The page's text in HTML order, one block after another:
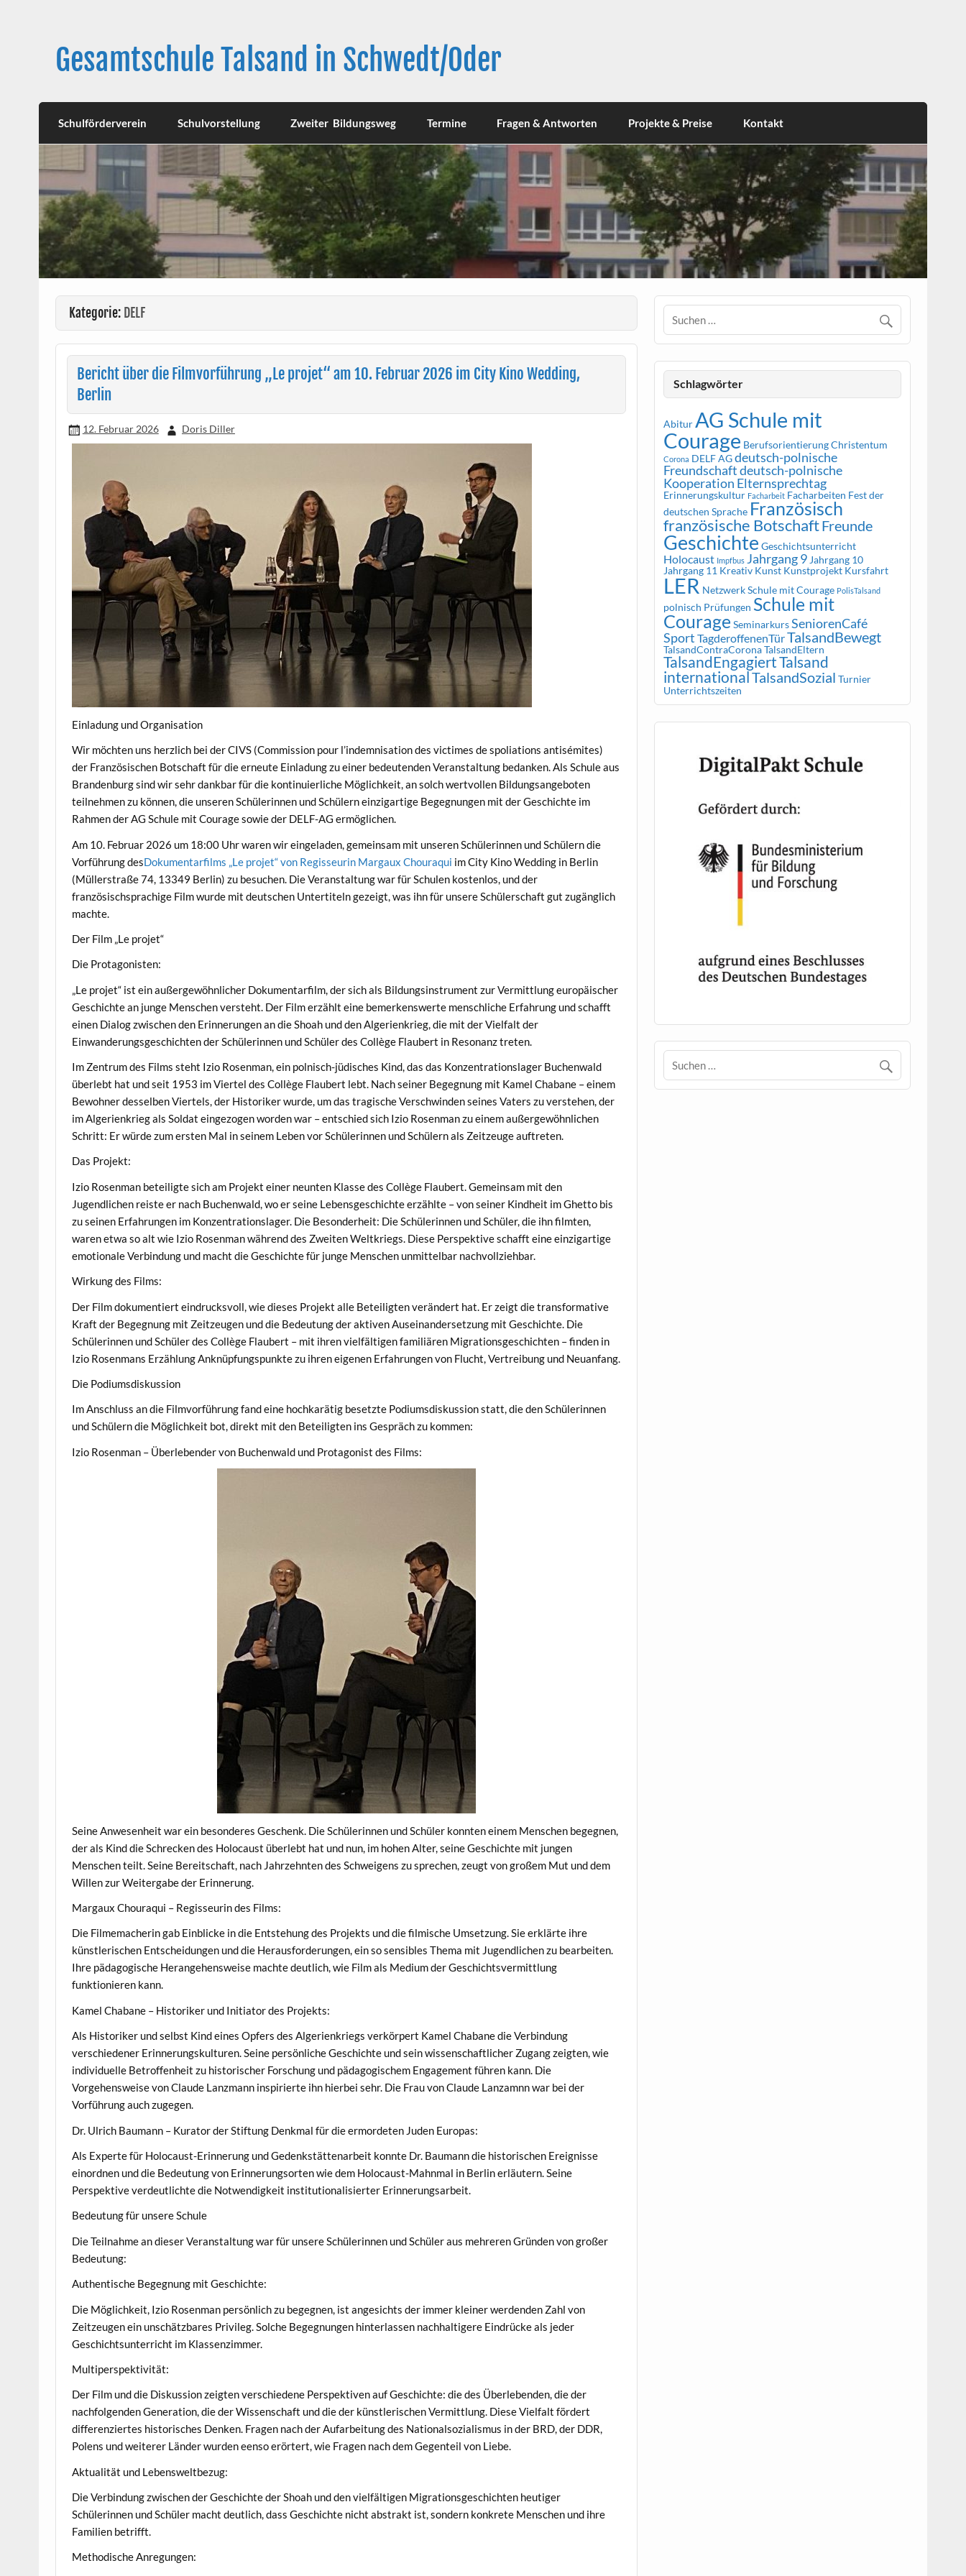
Gesamtschule Talsand in Schwedt/Oder
Schulförderverein Schulvorstellung Zweiter Bildungsweg Termine Fragen & Antworten Projekte & Preise Kontakt
Kategorie: DELF
Bericht über die Filmvorführung „Le projet“ am 10. Februar 2026 im City Kino Wedding,
Berlin
12. Februar 2026 Doris Diller
Einladung und Organisation
Wir möchten uns herzlich bei der CIVS (Commission pour l’indemnisation des victimes de spoliations antisémites)
der Französischen Botschaft für die erneute Einladung zu einer bedeutenden Veranstaltung bedanken. Als Schule aus
Brandenburg sind wir sehr dankbar für die kontinuierliche Möglichkeit, an solch wertvollen Bildungsangeboten
teilnehmen zu können, die unseren Schülerinnen und Schülern einzigartige Begegnungen mit der Geschichte im
Rahmen der AG Schule mit Courage sowie der DELF-AG ermöglichen.
Am 10. Februar 2026 um 18:00 Uhr waren wir eingeladen, gemeinsam mit unseren Schülerinnen und Schülern die
Vorführung desDokumentarfilms „Le projet“ von Regisseurin Margaux Chouraqui im City Kino Wedding in Berlin
(Müllerstraße 74, 13349 Berlin) zu besuchen. Die Veranstaltung war für Schulen kostenlos, und der
französischsprachige Film wurde mit deutschen Untertiteln gezeigt, was ihn für unsere Schülerschaft gut zugänglich
machte.
Der Film „Le projet“
Die Protagonisten:
„Le projet“ ist ein außergewöhnlicher Dokumentarfilm, der sich als Bildungsinstrument zur Vermittlung europäischer
Geschichte an junge Menschen versteht. Der Film erzählt eine bemerkenswerte menschliche Erfahrung und schafft
einen Dialog zwischen den Erinnerungen an die Shoah und den Algerienkrieg, die mit der Vielfalt der
Einwanderungsgeschichten der Schülerinnen und Schüler des Collège Flaubert in Resonanz treten.
Im Zentrum des Films steht Izio Rosenman, ein polnisch-jüdisches Kind, das das Konzentrationslager Buchenwald
überlebt hat und seit 1953 im Viertel des Collège Flaubert lebt. Nach seiner Begegnung mit Kamel Chabane – einem
Bewohner desselben Viertels, der Historiker wurde, um das tragische Verschwinden seines Vaters zu verstehen, der
im Algerienkrieg als Soldat eingezogen worden war – entschied sich Izio Rosenman zu einem außergewöhnlichen
Schritt: Er würde zum ersten Mal in seinem Leben vor Schülerinnen und Schülern als Zeitzeuge auftreten.
Das Projekt:
Izio Rosenman beteiligte sich am Projekt einer neunten Klasse des Collège Flaubert. Gemeinsam mit den
Jugendlichen reiste er nach Buchenwald, wo er seine Lebensgeschichte erzählte – von seiner Kindheit im Ghetto bis
zu seinen Erfahrungen im Konzentrationslager. Die Besonderheit: Die Schülerinnen und Schüler, die ihn filmten,
waren etwa so alt wie Izio Rosenman während des Zweiten Weltkriegs. Diese Perspektive schafft eine einzigartige
emotionale Verbindung und macht die Geschichte für junge Menschen unmittelbar nachvollziehbar.
Wirkung des Films:
Der Film dokumentiert eindrucksvoll, wie dieses Projekt alle Beteiligten verändert hat. Er zeigt die transformative
Kraft der Begegnung mit Zeitzeugen und die Bedeutung der aktiven Auseinandersetzung mit Geschichte. Die
Schülerinnen und Schüler des Collège Flaubert – mit ihren vielfältigen familiären Migrationsgeschichten – finden in
Izio Rosenmans Erzählung Anknüpfungspunkte zu ihren eigenen Erfahrungen von Flucht, Vertreibung und Neuanfang.
Die Podiumsdiskussion
Im Anschluss an die Filmvorführung fand eine hochkarätig besetzte Podiumsdiskussion statt, die den Schülerinnen
und Schülern die Möglichkeit bot, direkt mit den Beteiligten ins Gespräch zu kommen:
Izio Rosenman – Überlebender von Buchenwald und Protagonist des Films:
Seine Anwesenheit war ein besonderes Geschenk. Die Schülerinnen und Schüler konnten einem Menschen begegnen,
der als Kind die Schrecken des Holocaust überlebt hat und nun, im hohen Alter, seine Geschichte mit jungen
Menschen teilt. Seine Bereitschaft, nach Jahrzehnten des Schweigens zu sprechen, zeugt von großem Mut und dem
Willen zur Weitergabe der Erinnerung.
Margaux Chouraqui – Regisseurin des Films:
Die Filmemacherin gab Einblicke in die Entstehung des Projekts und die filmische Umsetzung. Sie erklärte ihre
künstlerischen Entscheidungen und die Herausforderungen, ein so sensibles Thema mit Jugendlichen zu bearbeiten.
Ihre pädagogische Herangehensweise machte deutlich, wie Film als Medium der Geschichtsvermittlung
funktionieren kann.
Kamel Chabane – Historiker und Initiator des Projekts:
Als Historiker und selbst Kind eines Opfers des Algerienkriegs verkörpert Kamel Chabane die Verbindung
verschiedener Erinnerungskulturen. Seine persönliche Geschichte und sein wissenschaftlicher Zugang zeigten, wie
individuelle Betroffenheit zu historischer Forschung und pädagogischem Engagement führen kann. Die
Vorgehensweise von Claude Lanzmann inspirierte ihn hierbei sehr. Die Frau von Claude Lanzamnn war bei der
Vorführung auch zugegen.
Dr. Ulrich Baumann – Kurator der Stiftung Denkmal für die ermordeten Juden Europas:
Als Experte für Holocaust-Erinnerung und Gedenkstättenarbeit konnte Dr. Baumann die historischen Ereignisse
einordnen und die Bedeutung von Erinnerungsorten wie dem Holocaust-Mahnmal in Berlin erläutern. Seine
Perspektive verdeutlichte die Notwendigkeit institutionalisierter Erinnerungsarbeit.
Bedeutung für unsere Schule
Die Teilnahme an dieser Veranstaltung war für unsere Schülerinnen und Schüler aus mehreren Gründen von großer
Bedeutung:
Authentische Begegnung mit Geschichte:
Die Möglichkeit, Izio Rosenman persönlich zu begegnen, ist angesichts der immer kleiner werdenden Zahl von
Zeitzeugen ein unschätzbares Privileg. Solche Begegnungen hinterlassen nachhaltigere Eindrücke als jeder
Geschichtsunterricht im Klassenzimmer.
Multiperspektivität:
Der Film und die Diskussion zeigten verschiedene Perspektiven auf Geschichte: die des Überlebenden, die der
nachfolgenden Generation, die der Wissenschaft und die der künstlerischen Vermittlung. Diese Vielfalt fördert
differenziertes historisches Denken. Fragen nach der Aufarbeitung des Nationalsozialismus in der BRD, der DDR,
Polens und weiterer Länder wurden eenso erörtert, wie Fragen nach dem Gegenteil von Liebe.
Aktualität und Lebensweltbezug:
Die Verbindung zwischen der Geschichte der Shoah und den vielfältigen Migrationsgeschichten heutiger
Schülerinnen und Schüler macht deutlich, dass Geschichte nicht abstrakt ist, sondern konkrete Menschen und ihre
Familien betrifft.
Methodische Anregungen:
Schlagwörter
AbiturAG Schule mit
Courage BerufsorientierungChristentum
Corona DELF AGdeutsch-polnische
Freundschaftdeutsch-polnische
Kooperation Elternsprechtag
Erinnerungskultur Facharbeit Facharbeiten Fest der
deutschen Sprache Französisch
französische BotschaftFreunde
Geschichte Geschichtsunterricht
Holocaust Impfbus Jahrgang 9 Jahrgang 10
Jahrgang 11 Kreativ Kunst Kunstprojekt Kursfahrt
LER Netzwerk Schule mit Courage PolisTalsand
polnisch Prüfungen Schule mit
Courage SeminarkursSeniorenCafé
Sport TagderoffenenTürTalsandBewegt
TalsandContraCoronaTalsandEltern
TalsandEngagiertTalsand
internationalTalsandSozial Turnier
Unterrichtszeiten